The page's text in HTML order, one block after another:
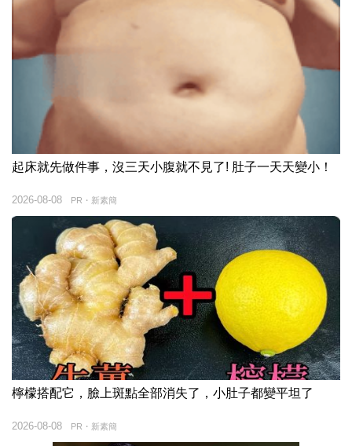
起床就先做件事，沒三天小腹就不見了! 肚子一天天變小！
PR・新素簡
2026-08-08
檸檬搭配它，臉上斑點全部消失了，小肚子都變平坦了
PR・新素簡
2026-08-08